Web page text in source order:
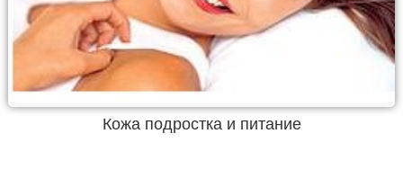
Кожа подростка и питание